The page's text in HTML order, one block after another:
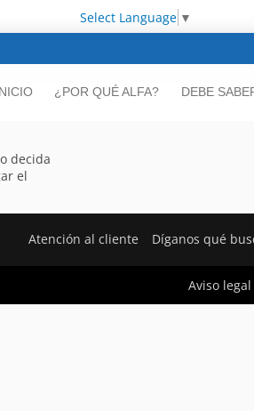
Select Language ▼
¿POR QUÉ ALFA? DEBE
decida
el
Atención al cliente Díganos qué
Aviso legal